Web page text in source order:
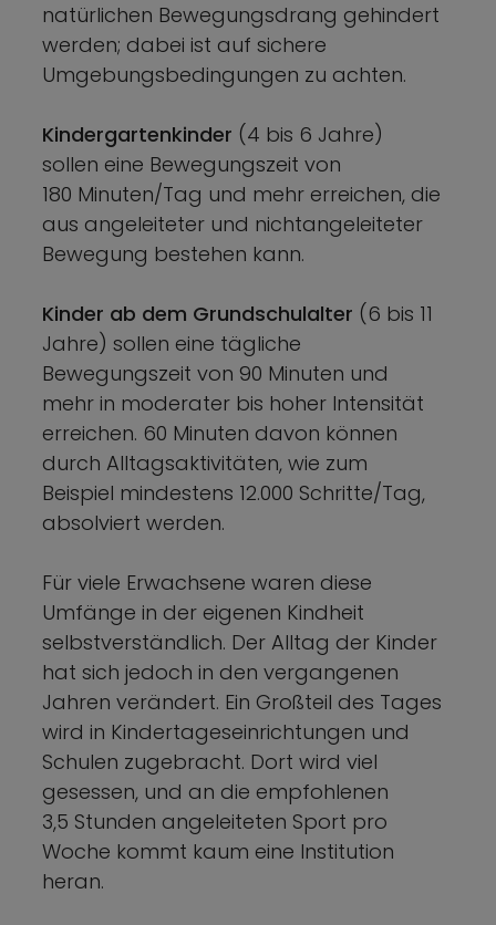
natürlichen Bewegungsdrang gehindert
werden; dabei ist auf sichere
Umgebungsbedingungen zu achten.
Kindergartenkinder (4 bis 6 Jahre)
sollen eine Bewegungszeit von
180 Minuten/Tag und mehr erreichen, die
aus angeleiteter und nichtangeleiteter
Bewegung bestehen kann.
Kinder ab dem Grundschulalter (6 bis 11
Jahre) sollen eine tägliche
Bewegungszeit von 90 Minuten und
mehr in moderater bis hoher Intensität
erreichen. 60 Minuten davon können
durch Alltagsaktivitäten, wie zum
Beispiel mindestens 12.000 Schritte/Tag,
absolviert werden.
Für viele Erwachsene waren diese
Umfänge in der eigenen Kindheit
selbstverständlich. Der Alltag der Kinder
hat sich jedoch in den vergangenen
Jahren verändert. Ein Großteil des Tages
wird in Kindertageseinrichtungen und
Schulen zugebracht. Dort wird viel
gesessen, und an die empfohlenen
3,5 Stunden angeleiteten Sport pro
Woche kommt kaum eine Institution
heran.